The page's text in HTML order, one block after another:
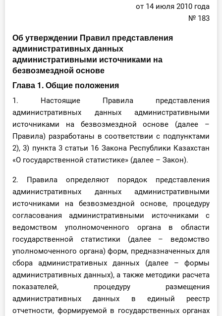
от 14 июля 2010 года
№ 183
Об утверждении Правил представления
административных данных
административными источниками на
безвозмездной основе
Глава 1. Общие положения
1. Настоящие Правила представления
административных данных административными
источниками на безвозмездной основе (далее –
Правила) разработаны в соответствии с подпунктами
2), 3) пункта 3 статьи 16 Закона Республики Казахстан
«О государственной статистике» (далее – Закон).
2. Правила определяют порядок представления
административных данных административными
источниками на безвозмездной основе, процедуру
согласования административными источниками с
ведомством уполномоченного органа в области
государственной статистики (далее – ведомство
уполномоченного органа) форм, предназначенных для
сбора административных данных (далее – формы
административных данных), а также методики расчета
показателей, процедуру размещения
административных данных в единый реестр
отчетности, формируемой в государственных органах